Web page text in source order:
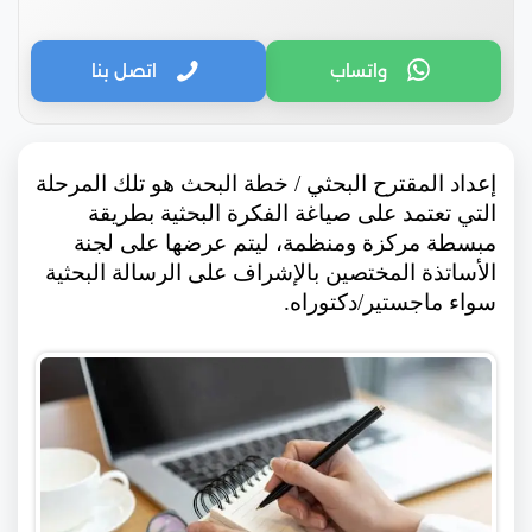
واتساب اتصل بنا
إعداد المقترح البحثي / خطة البحث هو تلك المرحلة
التي تعتمد على صياغة الفكرة البحثية بطريقة
مبسطة مركزة ومنظمة، ليتم عرضها على لجنة
الأساتذة المختصين بالإشراف على الرسالة البحثية
سواء ماجستير/دكتوراه.